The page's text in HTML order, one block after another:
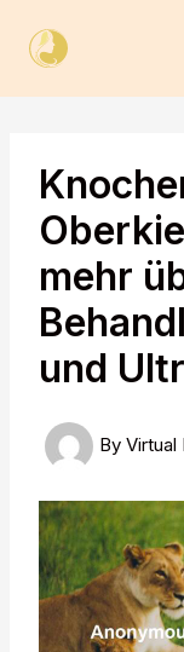
content
mehr
und
ByVirtual